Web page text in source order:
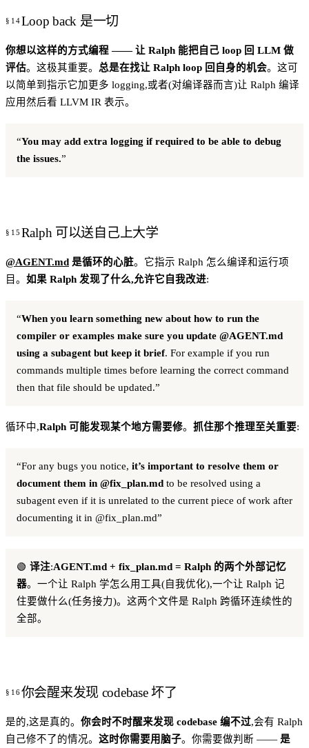
Loop back 是一切
你想以这样的方式编程 —— 让 Ralph 能把自己 loop 回 LLM 做
评估。这极其重要。 总是在找让 Ralph loop 回自身的机会。这可
以简单到指示它加更多 logging,或者(对编译器而言)让 Ralph 编译
应用然后看 LLVM IR 表示。
“You may add extra logging if required to be able to debug
the issues.”
Ralph 可以送自己上大学
@AGENT.md 是循环的心脏。它指示 Ralph 怎么编译和运行项
目。 如果 Ralph 发现了什么,允许它自我改进:
“When you learn something new about how to run the
compiler or examples make sure you update @AGENT.md
using a subagent but keep it brief. For example if you run
commands multiple times before learning the correct command
then that file should be updated.”
循环中,Ralph 可能发现某个地方需要修。 抓住那个推理至关重要:
“For any bugs you notice, it’s important to resolve them or
document them in @fix_plan.md to be resolved using a
subagent even if it is unrelated to the current piece of work after
documenting it in @fix_plan.md”
🟢 译注:AGENT.md + fix_plan.md = Ralph 的两个外部记忆
器。一个让 Ralph 学怎么用工具(自我优化),一个让 Ralph 记
住要做什么(任务接力)。这两个文件是 Ralph 跨循环连续性的
全部。
你会醒来发现 codebase 坏了
是的,这是真的。 你会时不时醒来发现 codebase 编不过,会有 Ralph
自己修不了的情况。 这时你需要用脑子。你需要做判断 —— 是